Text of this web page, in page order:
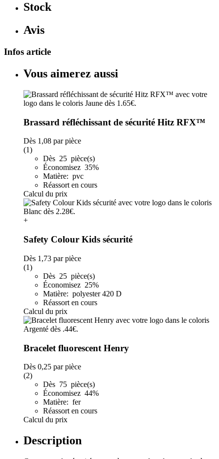
Stock
Avis
Infos article
Vous aimerez aussi
Brassard réfléchissant de sécurité Hitz RFX™
Dès 1,08 par pièce
(1)
Dès 25 pièce(s)
Économisez 35%
Matière: pvc
Réassort en cours
Calcul du prix
+
Safety Colour Kids sécurité
Dès 1,73 par pièce
(1)
Dès 25 pièce(s)
Économisez 25%
Matière: polyester 420 D
Réassort en cours
Calcul du prix
Bracelet fluorescent Henry
Dès 0,25 par pièce
(2)
Dès 75 pièce(s)
Économisez 44%
Matière: fer
Réassort en cours
Calcul du prix
Description